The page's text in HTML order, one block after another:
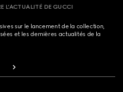
L’ACTUALITÉ DE GUCCI
sur le lancement de la collection,
et les dernières actualités de la